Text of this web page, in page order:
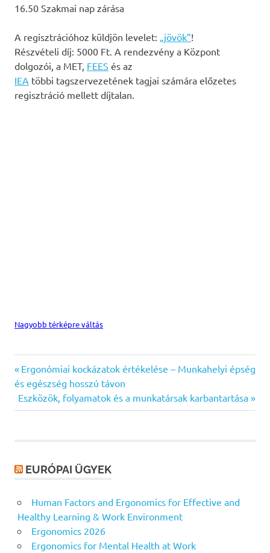
16.50 Szakmai nap zárása
A regisztrációhoz küldjön levelet: „jövök”!
Részvételi díj: 5000 Ft. A rendezvény a Központ
dolgozói, a MET, FEES és az
IEA többi tagszervezetének tagjai számára előzetes
regisztráció mellett díjtalan.
Nagyobb térképre váltás
kockázatok
kognitív
ergonómia
Bejegyzés
navigáció
Previous
Post:
Ergonómiai kockázatok értékelése – Munkahelyi épség
és egészség hosszú távon
Next
Post:
Eszközök, folyamatok és a munkatársak karbantartása
EURÓPAI ÜGYEK
Human Factors and Ergonomics for Effective and
Healthy Learning & Work Environment
Ergonomics 2026
Ergonomics for Mental Health at Work